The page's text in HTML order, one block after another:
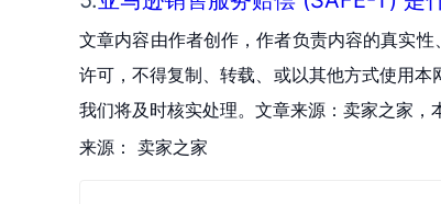
文章内容由作者创作，作者负责内容的真实
许可，不得复制、转载、或以其他方式使用
我们将及时核实处理。文章来源：卖家之家，
来源： 卖家之家